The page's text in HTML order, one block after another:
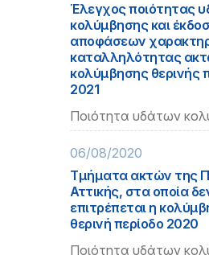
Έλεγχος ποιότητας
κολύμβησης και
αποφάσεων
καταλληλότητας
κολύμβησης θερινής
2021
Ποιότητα υδάτων
06/08/2020
Τμήματα ακτών της
Αττικής, στα οποία
επιτρέπεται η
θερινή περίοδο 2020
Ποιότητα υδάτων